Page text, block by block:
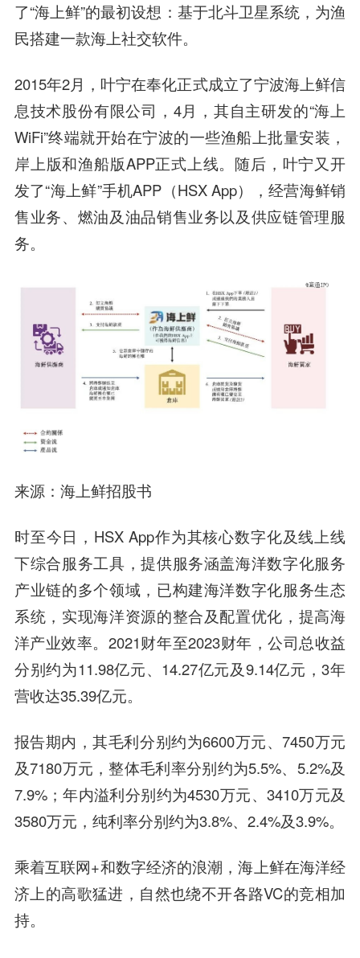
了“海上鲜”的最初设想：基于北斗卫星系统，为渔
民搭建一款海上社交软件。
2015年2月，叶宁在奉化正式成立了宁波海上鲜信
息技术股份有限公司，4月，其自主研发的“海上
WiFi”终端就开始在宁波的一些渔船上批量安装，
岸上版和渔船版APP正式上线。随后，叶宁又开
发了“海上鲜”手机APP（HSX App），经营海鲜销
售业务、燃油及油品销售业务以及供应链管理服
务。
来源：海上鲜招股书
时至今日，HSX App作为其核心数字化及线上线
下综合服务工具，提供服务涵盖海洋数字化服务
产业链的多个领域，已构建海洋数字化服务生态
系统，实现海洋资源的整合及配置优化，提高海
洋产业效率。2021财年至2023财年，公司总收益
分别约为11.98亿元、14.27亿元及9.14亿元，3年
营收达35.39亿元。
报告期内，其毛利分别约为6600万元、7450万元
及7180万元，整体毛利率分别约为5.5%、5.2%及
7.9%；年内溢利分别约为4530万元、3410万元及
3580万元，纯利率分别约为3.8%、2.4%及3.9%。
乘着互联网+和数字经济的浪潮，海上鲜在海洋经
济上的高歌猛进，自然也绕不开各路VC的竞相加
持。